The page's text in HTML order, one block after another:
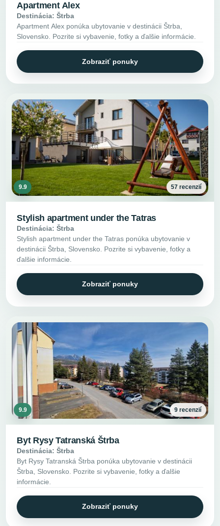
Apartment Alex
Destinácia: Štrba
Apartment Alex ponúka ubytovanie v destinácii Štrba,
Slovensko. Pozrite si vybavenie, fotky a ďalšie informácie.
Zobraziť ponuky
9.9 57 recenzií
Stylish apartment under the Tatras
Destinácia: Štrba
Stylish apartment under the Tatras ponúka ubytovanie v
destinácii Štrba, Slovensko. Pozrite si vybavenie, fotky a
ďalšie informácie.
Zobraziť ponuky
9.9 9 recenzií
Byt Rysy Tatranská Štrba
Destinácia: Štrba
Byt Rysy Tatranská Štrba ponúka ubytovanie v destinácii
Štrba, Slovensko. Pozrite si vybavenie, fotky a ďalšie
informácie.
Zobraziť ponuky